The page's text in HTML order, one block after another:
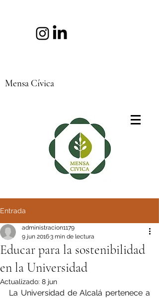
Mensa Cívica
Entrada
Educar para la sostenibilidad
en la Universidad
administracion1179
9 jun 20163 min de lectura
Actualizado: 8 jun
La Universidad de Alcalá pertenece a